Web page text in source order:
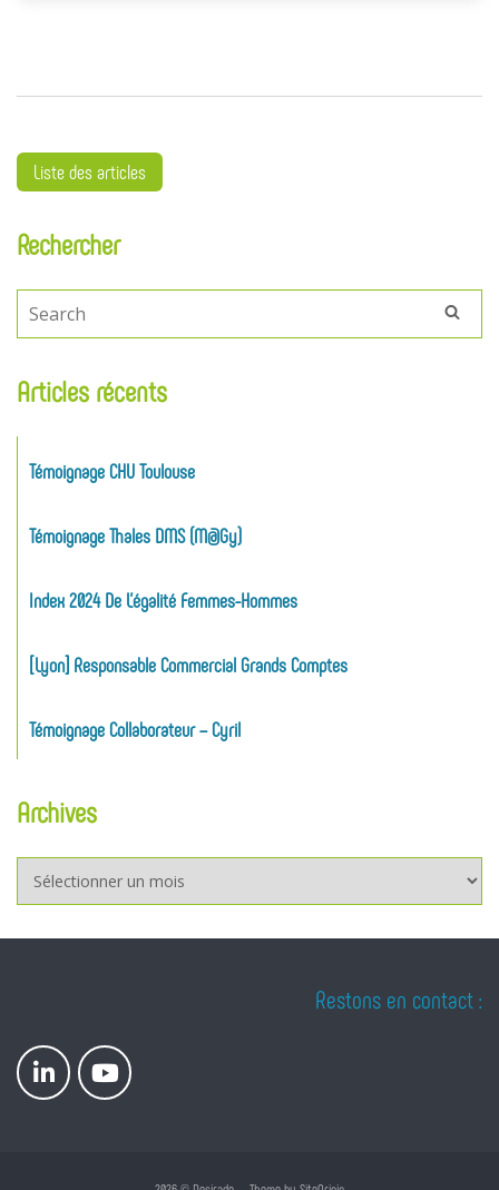
Liste des articles
Rechercher
Articles récents
Témoignage CHU Toulouse
Témoignage Thales DMS (M@gy)
Index 2024 De L’égalité Femmes-Hommes
[Lyon] Responsable Commercial Grands Comptes
Témoignage Collaborateur – Cyril
Archives
Archives
Restons en contact :